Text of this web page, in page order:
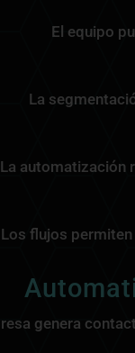
El equipo
La
La automatización
Los flujos
genera